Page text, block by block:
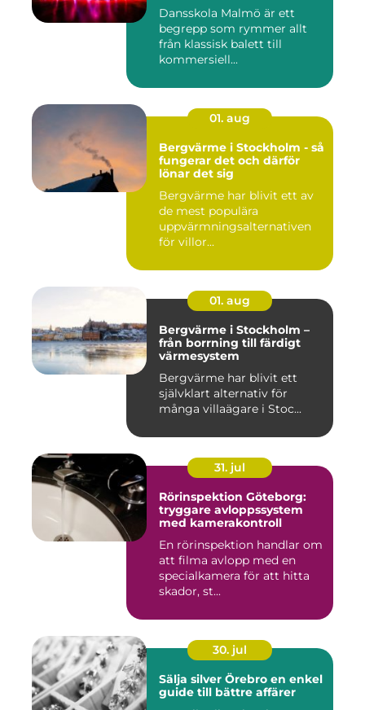
Dansskola Malmö är ett
begrepp som rymmer allt
från klassisk balett till
kommersiell...
01. aug
Bergvärme i Stockholm - så
fungerar det och därför
lönar det sig
Bergvärme har blivit ett av
de mest populära
uppvärmningsalternativen
för villor...
01. aug
Bergvärme i Stockholm –
från borrning till färdigt
värmesystem
Bergvärme har blivit ett
självklart alternativ för
många villaägare i Stoc...
31. jul
Rörinspektion Göteborg:
tryggare avloppssystem
med kamerakontroll
En rörinspektion handlar om
att filma avlopp med en
specialkamera för att hitta
skador, st...
30. jul
Sälja silver Örebro en enkel
guide till bättre affärer